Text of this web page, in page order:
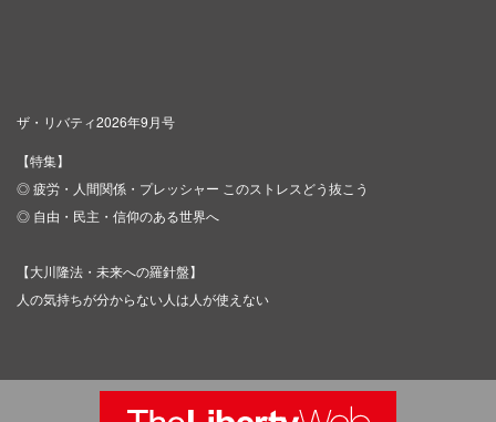
ザ・リバティ2026年9月号
【特集】
◎ 疲労・人間関係・プレッシャー このストレスどう抜こう
◎ 自由・民主・信仰のある世界へ
【大川隆法・未来への羅針盤】
人の気持ちが分からない人は人が使えない